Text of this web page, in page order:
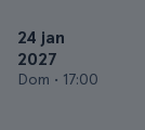
24 jan
2027
Dom • 17:00